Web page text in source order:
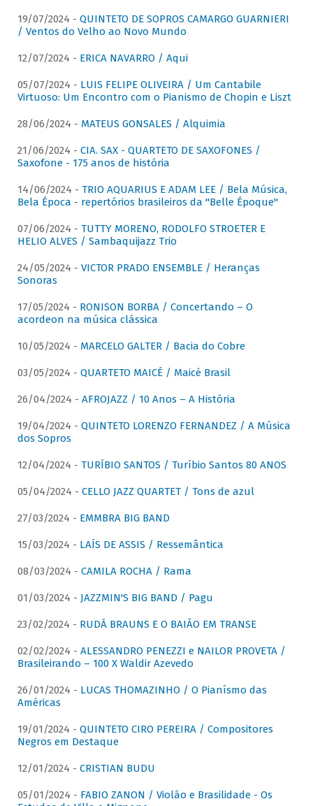
19/07/2024 - QUINTETO DE SOPROS CAMARGO GUARNIERI
/ Ventos do Velho ao Novo Mundo
12/07/2024 - ERICA NAVARRO / Aqui
05/07/2024 - LUIS FELIPE OLIVEIRA / Um Cantabile
Virtuoso: Um Encontro com o Pianismo de Chopin e Liszt
28/06/2024 - MATEUS GONSALES / Alquimia
21/06/2024 - CIA. SAX - QUARTETO DE SAXOFONES /
Saxofone - 175 anos de história
14/06/2024 - TRIO AQUARIUS E ADAM LEE / Bela Música,
Bela Época - repertórios brasileiros da "Belle Époque"
07/06/2024 - TUTTY MORENO, RODOLFO STROETER E
HELIO ALVES / Sambaquijazz Trio
24/05/2024 - VICTOR PRADO ENSEMBLE / Heranças
Sonoras
17/05/2024 - RONISON BORBA / Concertando – O
acordeon na música clássica
10/05/2024 - MARCELO GALTER / Bacia do Cobre
03/05/2024 - QUARTETO MAICÉ / Maicé Brasil
26/04/2024 - AFROJAZZ / 10 Anos – A História
19/04/2024 - QUINTETO LORENZO FERNANDEZ / A Música
dos Sopros
12/04/2024 - TURÍBIO SANTOS / Turíbio Santos 80 ANOS
05/04/2024 - CELLO JAZZ QUARTET / Tons de azul
27/03/2024 - EMMBRA BIG BAND
15/03/2024 - LAÍS DE ASSIS / Ressemântica
08/03/2024 - CAMILA ROCHA / Rama
01/03/2024 - JAZZMIN'S BIG BAND / Pagu
23/02/2024 - RUDÁ BRAUNS E O BAIÃO EM TRANSE
02/02/2024 - ALESSANDRO PENEZZI e NAILOR PROVETA /
Brasileirando – 100 X Waldir Azevedo
26/01/2024 - LUCAS THOMAZINHO / O Pianísmo das
Américas
19/01/2024 - QUINTETO CIRO PEREIRA / Compositores
Negros em Destaque
12/01/2024 - CRISTIAN BUDU
05/01/2024 - FABIO ZANON / Violão e Brasilidade - Os